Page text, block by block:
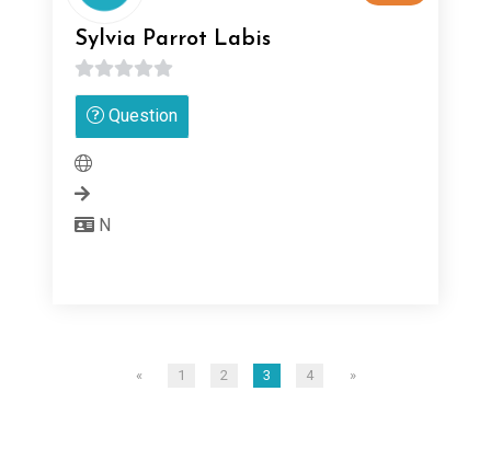
Sylvia Parrot Labis
0
sur Question
N
« 1 2 3 4 »